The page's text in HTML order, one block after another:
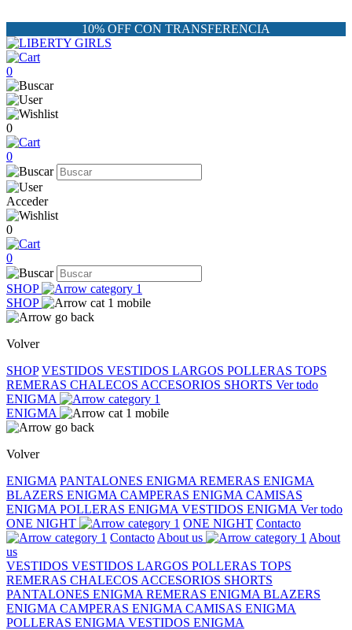
10% OFF CON TRANSFERENCIA
0
0
0
Acceder
0
0
SHOP
SHOP
Volver
SHOP VESTIDOS VESTIDOS LARGOS POLLERAS TOPS
REMERAS CHALECOS ACCESORIOS SHORTS Ver todo
ENIGMA
ENIGMA
Volver
ENIGMA PANTALONES ENIGMA REMERAS ENIGMA
BLAZERS ENIGMA CAMPERAS ENIGMA CAMISAS
ENIGMA POLLERAS ENIGMA VESTIDOS ENIGMA Ver todo
ONE NIGHT
ONE NIGHT Contacto
Contacto About us
About
us
VESTIDOS VESTIDOS LARGOS POLLERAS TOPS
REMERAS CHALECOS ACCESORIOS SHORTS
PANTALONES ENIGMA REMERAS ENIGMA BLAZERS
ENIGMA CAMPERAS ENIGMA CAMISAS ENIGMA
POLLERAS ENIGMA VESTIDOS ENIGMA